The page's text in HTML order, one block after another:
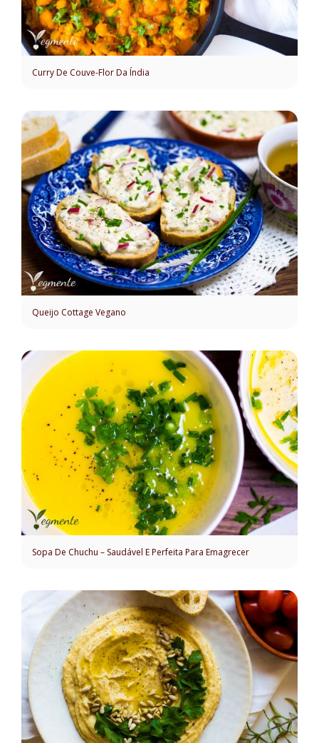
Curry De Couve-Flor Da Índia
Queijo Cottage Vegano
Sopa De Chuchu – Saudável E Perfeita Para Emagrecer